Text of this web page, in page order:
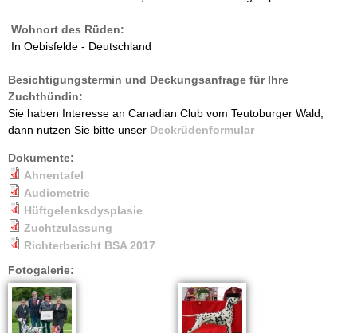
Wohnort des Rüden:
In Oebisfelde - Deutschland
Besichtigungstermin und Deckungsanfrage für Ihre
Zuchthündin:
Sie haben Interesse an Canadian Club vom Teutoburger Wald,
dann nutzen Sie bitte unser Deckrüdenformular
Dokumente:
Ahnentafel
Audiometrie
Hüftgelenksdysplasie
Zuchtzulassung
Richterbericht BSA 2017
Fotogalerie: